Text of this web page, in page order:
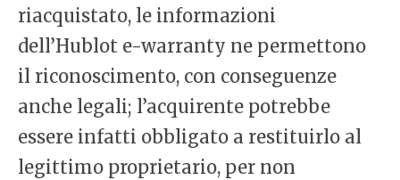
riacquistato, le informazioni
dell’Hublot e-warranty ne permettono
il riconoscimento, con conseguenze
anche legali; l’acquirente potrebbe
essere infatti obbligato a restituirlo al
legittimo proprietario, per non